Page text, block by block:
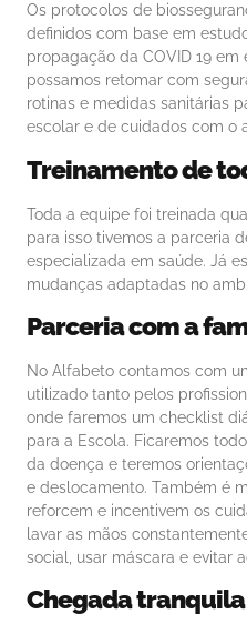
Os protocolos de
definidos com base em
propagação da COVID 19 em
possamos retomar com
rotinas e medidas sanitárias
escolar e de cuidados com o
Treinamento de
Toda a equipe foi treinada
para isso tivemos a parceria
especializada em saúde. Já
mudanças adaptadas no
Parceria com a
No Alfabeto contamos com
utilizado tanto pelos
onde faremos um checklist
para a Escola. Ficaremos
da doença e teremos
e deslocamento. Também é
reforcem e incentivem os
lavar as mãos
social, usar máscara e evitar
Chegada